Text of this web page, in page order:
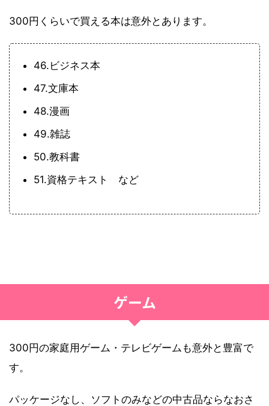
300円くらいで買える本は意外とあります。
46.ビジネス本
47.文庫本
48.漫画
49.雑誌
50.教科書
51.資格テキスト など
ゲーム
300円の家庭用ゲーム・テレビゲームも意外と豊富で
す。
パッケージなし、ソフトのみなどの中古品ならなおさ